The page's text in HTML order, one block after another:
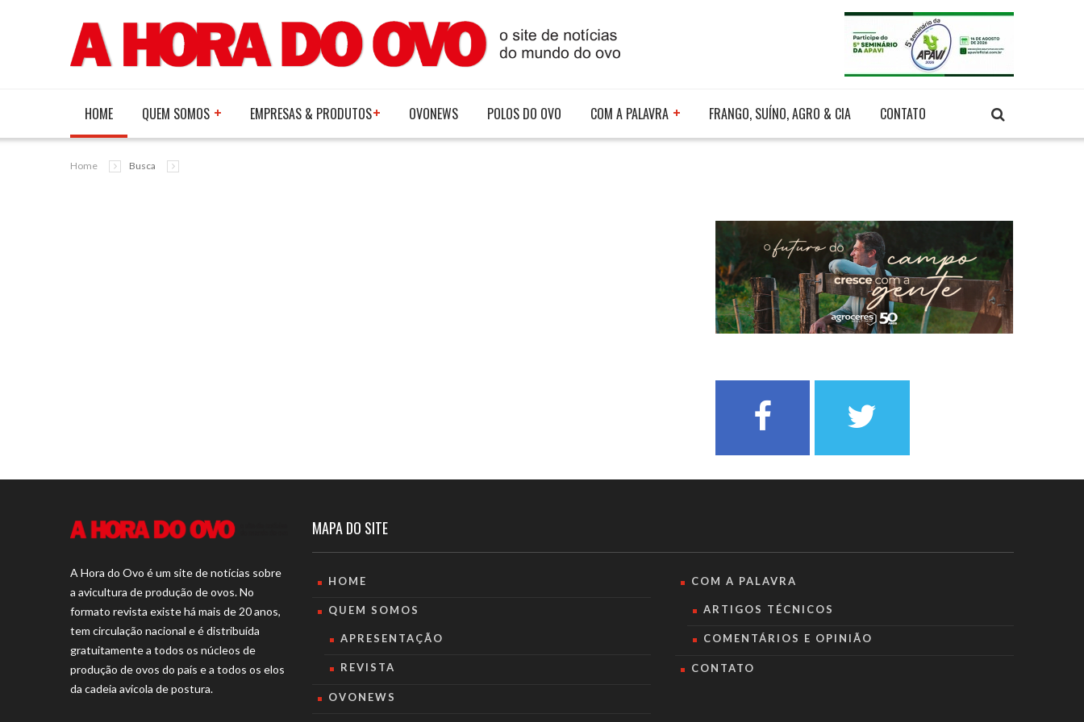
HOME QUEM SOMOS EMPRESAS & PRODUTOS OVONEWS POLOS DO OVO COM A PALAVRA FRANGO, SUÍNO, AGRO & CIA CONTATO
Home Busca
A Hora do Ovo é um site de notícias sobre
a avicultura de produção de ovos. No
formato revista existe há mais de 20 anos,
tem circulação nacional e é distribuída
gratuitamente a todos os núcleos de
produção de ovos do país e a todos os elos
da cadeia avícola de postura.
MAPA DO SITE
HOME
QUEM SOMOS
APRESENTAÇÃO
REVISTA
OVONEWS
COM A PALAVRA
ARTIGOS TÉCNICOS
COMENTÁRIOS E OPINIÃO
CONTATO